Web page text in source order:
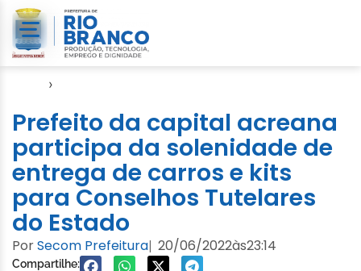
›
Prefeito da capital acreana
participa da solenidade de
entrega de carros e kits
para Conselhos Tutelares
do Estado
PorSecom Prefeitura| 20/06/2022às23:14
Compartilhe: